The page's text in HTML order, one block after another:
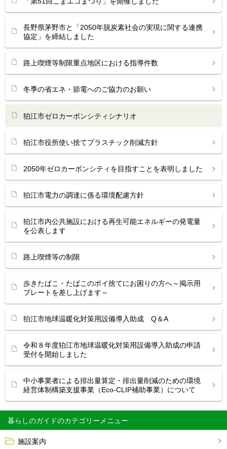
暮らしのガイド
施設案内
長野県茅野市と「2050年脱炭素社会の実現に関する連携
協定」を締結しました
路上喫煙等制限重点地区における指導件数
冬季の省エネ・節電へのご協力のお願い
狛江市ゼロカーボンシティシナリオ
狛江市役所使い捨てプラスチック削減方針
2050年ゼロカーボンシティを目指すことを表明しました
狛江市電力の調達に係る環境配慮方針
狛江市内公共施設における再生可能エネルギーの発電量
を公表します
路上喫煙等の制限
歩きたばこ・たばこのポイ捨てにお困りの方へ～掲示用
プレートを差し上げます～
狛江市地球温暖化対策用設備導入助成 Q＆A
令和８年度狛江市地球温暖化対策用設備導入助成の申請
受付を開始しました
中小事業者による排出量算定・排出量削減のための環境
経営体制構築支援事業（Eco-CLIP補助事業）について